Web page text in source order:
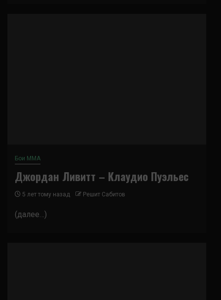
Бои ММА
Джордан Ливитт – Клаудио Пуэльес
5 лет тому назад Решит Сабитов
(далее…)